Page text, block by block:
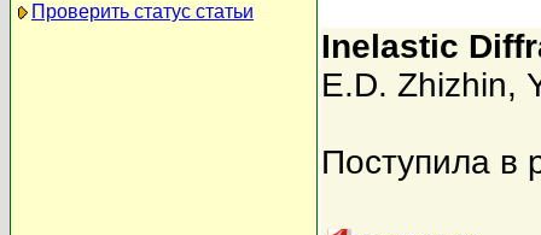
Проверить статус статьи
Inelastic
E.D. Zhizhin,
Поступила в